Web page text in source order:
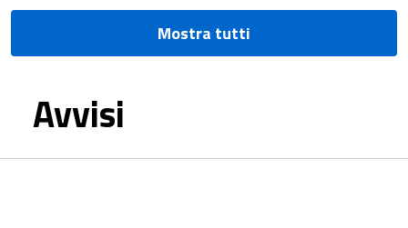
Mostra tutti
Avvisi